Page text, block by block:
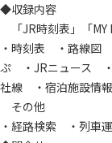
◆収録内容
「JR時刻表」「MY
・時刻表 ・路線図
ぷ ・JRニュース
社線 ・宿泊施設情報
その他
・経路検索 ・列車